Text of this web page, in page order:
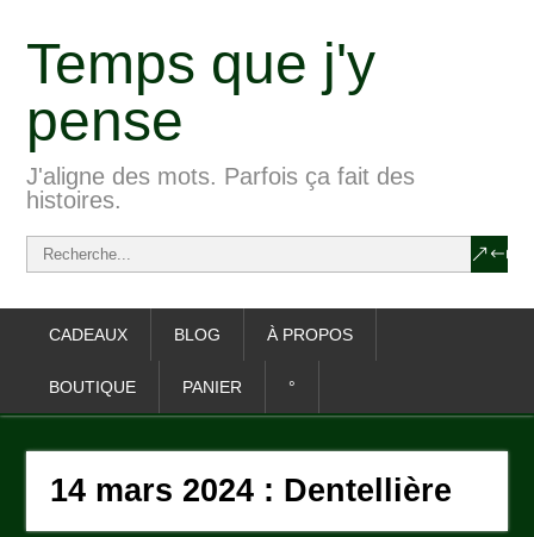
Temps que j'y
pense
J'aligne des mots. Parfois ça fait des
histoires.
CADEAUX BLOG À PROPOS
BOUTIQUE PANIER °
14 mars 2024 : Dentellière